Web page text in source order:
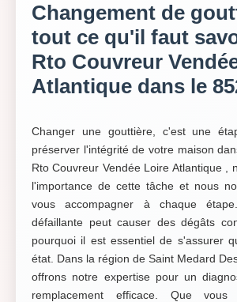
Changement de
tout ce qu'il faut
Rto Couvreur
Atlantique dans le
Changer une gouttière, c'est une
préserver l'intégrité de votre maison
Rto Couvreur Vendée Loire Atlantique ,
l'importance de cette tâche et nous
vous accompagner à chaque
défaillante peut causer des dégâts
pourquoi il est essentiel de s'assurer
état. Dans la région de Saint Medard
offrons notre expertise pour un
remplacement efficace. Que vous